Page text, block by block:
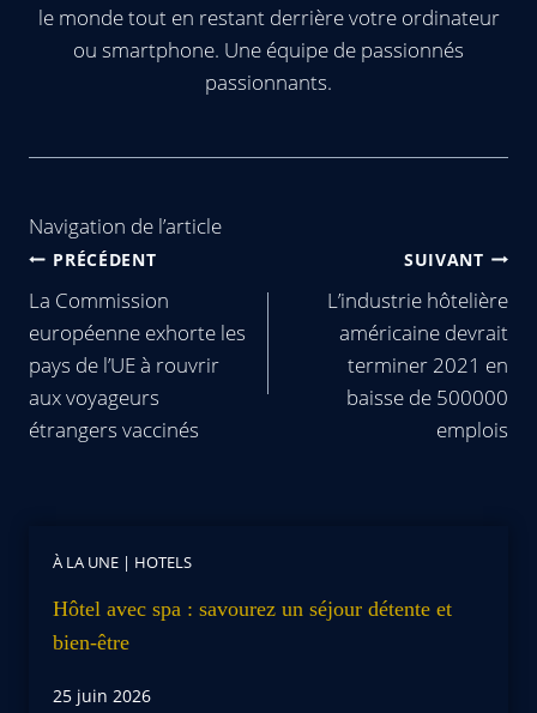
le monde tout en restant derrière votre ordinateur
ou smartphone. Une équipe de passionnés
passionnants.
Navigation de l’article
PRÉCÉDENT
La Commission
européenne exhorte les
pays de l’UE à rouvrir
aux voyageurs
étrangers vaccinés
SUIVANT
L’industrie hôtelière
américaine devrait
terminer 2021 en
baisse de 500000
emplois
À LA UNE | HOTELS
Hôtel avec spa : savourez un séjour détente et
bien-être
25 juin 2026